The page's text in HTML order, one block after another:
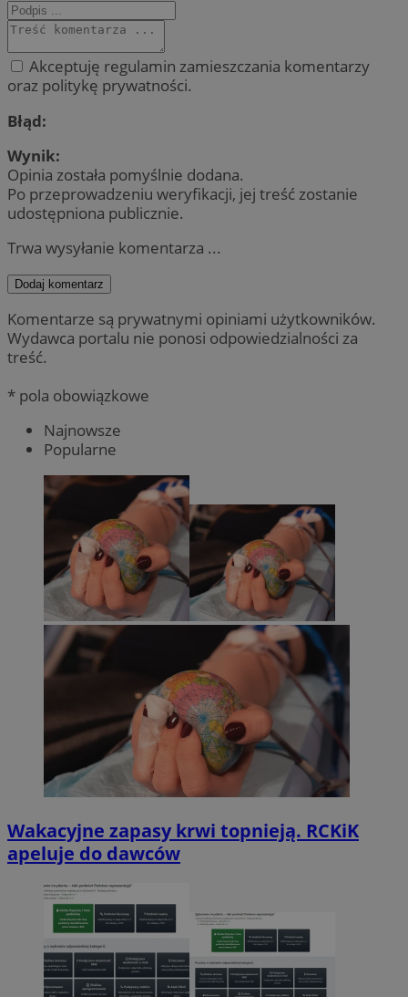
Akceptuję regulamin zamieszczania komentarzy
oraz politykę prywatności.
Błąd:
Wynik:
Opinia została pomyślnie dodana.
Po przeprowadzeniu weryfikacji, jej treść zostanie
udostępniona publicznie.
Trwa wysyłanie komentarza ...
Dodaj komentarz
Komentarze są prywatnymi opiniami użytkowników.
Wydawca portalu nie ponosi odpowiedzialności za
treść.
* pola obowiązkowe
Najnowsze
Popularne
Wakacyjne zapasy krwi topnieją. RCKiK
apeluje do dawców